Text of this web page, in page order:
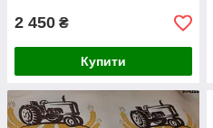
2 450 ₴
Купити